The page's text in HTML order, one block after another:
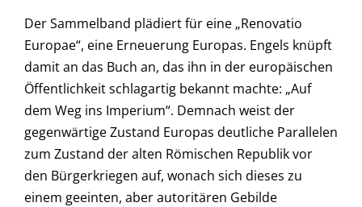
Der Sammelband plädiert für eine „Renovatio
Europae“, eine Erneuerung Europas. Engels knüpft
damit an das Buch an, das ihn in der europäischen
Öffentlichkeit schlagartig bekannt machte: „Auf
dem Weg ins Imperium“. Demnach weist der
gegenwärtige Zustand Europas deutliche Parallelen
zum Zustand der alten Römischen Republik vor
den Bürgerkriegen auf, wonach sich dieses zu
einem geeinten, aber autoritären Gebilde